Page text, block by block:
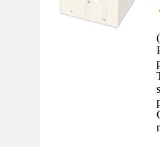
(